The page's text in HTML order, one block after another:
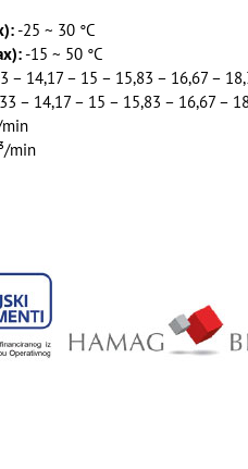
-25 ~ 30 °C
-15 ~ 50 °C
– 14,17 – 15 – 15,83 – 16,67 –
– 14,17 – 15 – 15,83 – 16,67 –
min